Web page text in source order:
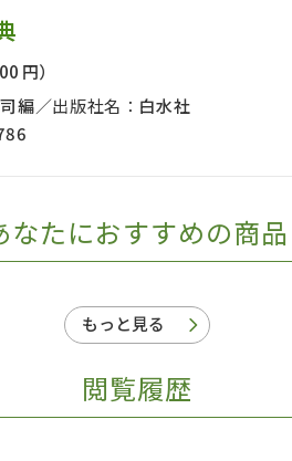
円）
編 出版社名： 白水社
なたにおすすめの商品
もっと見る
閲覧履歴